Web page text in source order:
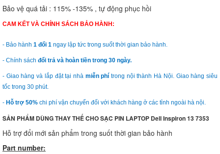
Bảo vệ quá tải : 115% -135% , tự động phục hồi
CAM KẾT VÀ CHÍNH SÁCH BẢO HÀNH:
- Bảo hành 1 đổi 1 ngay lập tức trong suốt thời gian bảo hành.
- Chính sách đổi trả và hoàn tiền trong 30 ngày.
- Giao hàng và lắp đặt tại nhà miễn phí trong nội thành Hà Nội. Giao hàng siêu
tốc trong 30 phút.
- Hỗ trợ 50% chi phí vận chuyển đối với khách hàng ở các tỉnh ngoài hà nội.
SẢN PHẨM DÙNG THAY THẾ CHO SẠC PIN LAPTOP Dell Inspiron 13 7353
Hỗ trợ đổi mới sản phẩm trong suốt thời gian bảo hành
Part number: